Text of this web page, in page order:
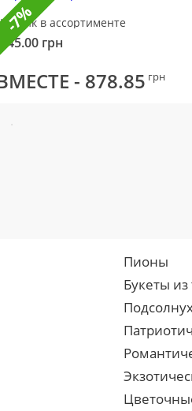
Шарик в ассортименте
145.00 грн
- 878.85 грн
-7%
Пионы
Букеты